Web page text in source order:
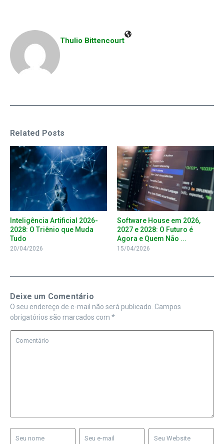
Thulio Bittencourt
Related Posts
Inteligência Artificial 2026-
2028: O Triênio que Muda
Tudo
20/04/2026
Software House em 2026,
2027 e 2028: O Futuro é
Agora e Quem Não ...
15/04/2026
Deixe um Comentário
O seu endereço de e-mail não será publicado. Campos
obrigatórios são marcados com *